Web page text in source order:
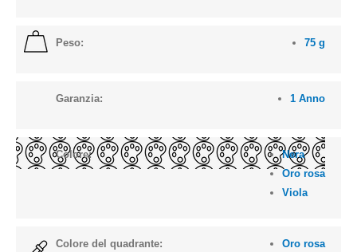
Peso: 75 g
Garanzia: 1 Anno
Colore:
Nera
Oro rosa
Viola
Colore del quadrante: Oro rosa